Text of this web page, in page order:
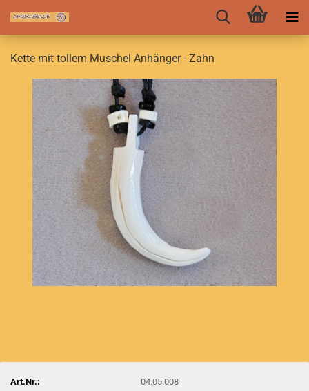
Kette mit tollem Muschel Anhänger - Zahn
Art.Nr.:
04.05.008